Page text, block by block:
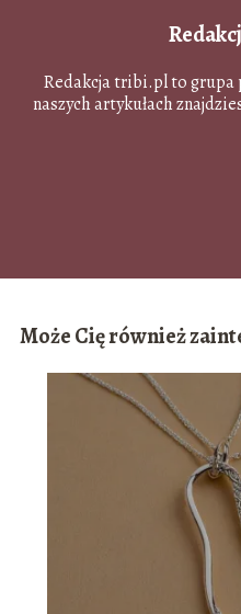
Redakcja tribi.pl to grupa
naszych artykułach
Może Cię również